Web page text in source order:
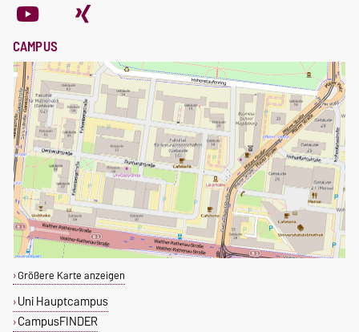
CAMPUS
Größere Karte anzeigen
Uni Hauptcampus
CampusFINDER